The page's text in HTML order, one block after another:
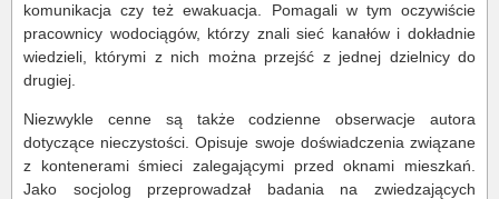
komunikacja czy też ewakuacja. Pomagali w tym oczywiście
pracownicy wodociągów, którzy znali sieć kanałów i dokładnie
wiedzieli, którymi z nich można przejść z jednej dzielnicy do
drugiej.
Niezwykle cenne są także codzienne obserwacje autora
dotyczące nieczystości. Opisuje swoje doświadczenia związane
z kontenerami śmieci zalegającymi przed oknami mieszkań.
Jako socjolog przeprowadzał badania na zwiedzających